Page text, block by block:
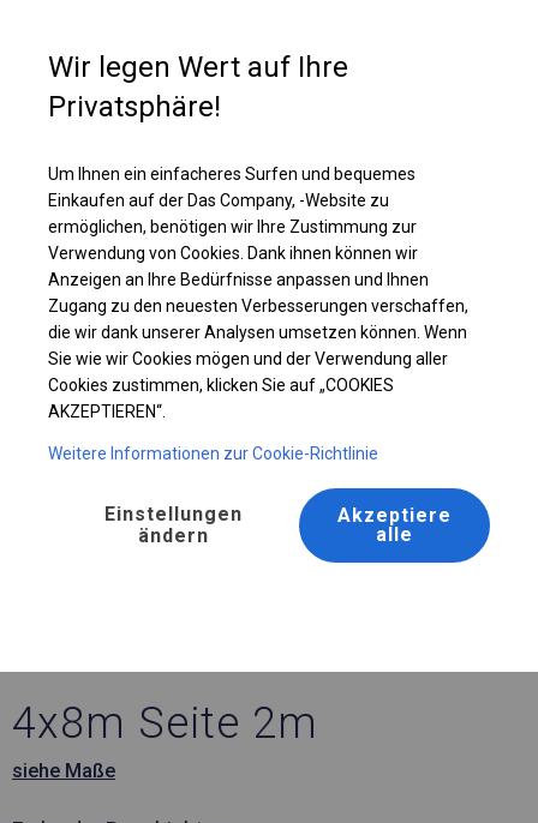
Solides Lager- und Garagenzelt | 4x8 m
4x8m Seite 2m
siehe Maße
Wir legen Wert auf Ihre
Privatsphäre!
Um Ihnen ein einfacheres Surfen und bequemes
Einkaufen auf der Das Company, -Website zu
ermöglichen, benötigen wir Ihre Zustimmung zur
Verwendung von Cookies. Dank ihnen können wir
Anzeigen an Ihre Bedürfnisse anpassen und Ihnen
Zugang zu den neuesten Verbesserungen verschaffen,
die wir dank unserer Analysen umsetzen können. Wenn
Sie wie wir Cookies mögen und der Verwendung aller
Cookies zustimmen, klicken Sie auf „COOKIES
AKZEPTIEREN“.
Weitere Informationen zur Cookie-Richtlinie
Einstellungen
ändern
Akzeptiere
alle